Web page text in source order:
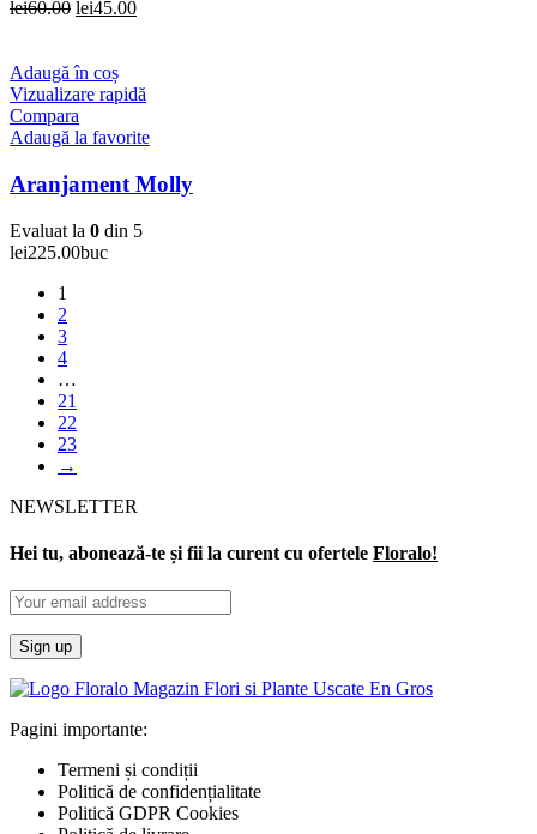
lei60.00 Prețul
fost:
lei60.00.
lei45.00Prețul
Adaugă în coș
Vizualizare rapidă
Compara
Adaugă la favorite
Aranjament Molly
Evaluat la 0 din 5
lei225.00buc
1
2
3
4
…
21
22
23
→
NEWSLETTER
Hei tu, abonează-te și fii la curent cu ofertele Floralo!
Pagini importante:
Termeni și condiții
Politică de confidențialitate
Politică GDPR Cookies